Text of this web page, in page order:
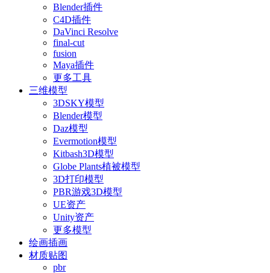
Blender插件
C4D插件
DaVinci Resolve
final-cut
fusion
Maya插件
更多工具
三维模型
3DSKY模型
Blender模型
Daz模型
Evermotion模型
Kitbash3D模型
Globe Plants植被模型
3D打印模型
PBR游戏3D模型
UE资产
Unity资产
更多模型
绘画插画
材质贴图
pbr